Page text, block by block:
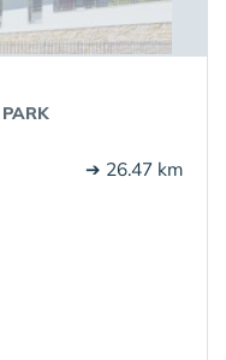
➔ 26.47 km